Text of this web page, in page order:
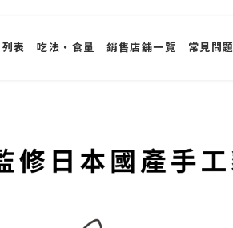
表 吃法・食量 銷售店舖一覽 常見問題